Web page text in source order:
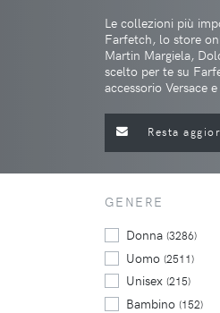
Le collezioni più
Farfetch, lo store
Martin Margiela,
scelto per te su
accessorio Versace
Resta
GENERE
Donna (3286)
Uomo (2511)
Unisex (215)
Bambino (152)